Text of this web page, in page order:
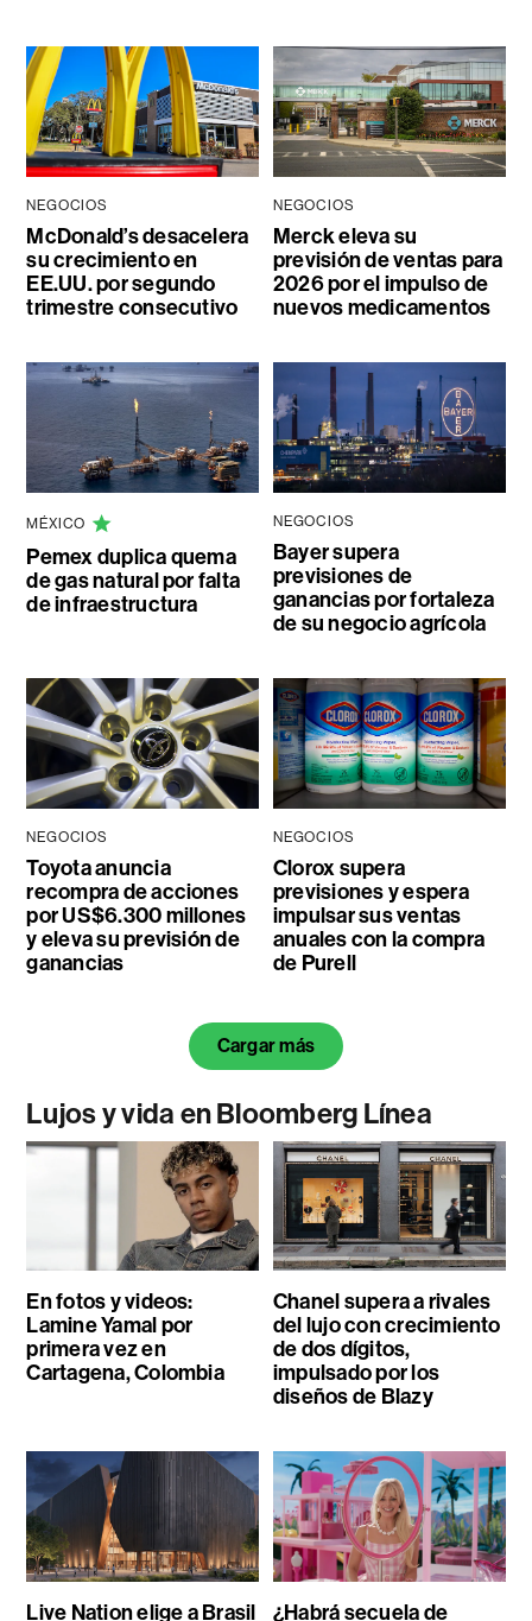
NEGOCIOS
McDonald’s desacelera
su crecimiento en
EE.UU. por segundo
trimestre consecutivo
NEGOCIOS
Merck eleva su
previsión de ventas para
2026 por el impulso de
nuevos medicamentos
MÉXICO
Pemex duplica quema
de gas natural por falta
de infraestructura
NEGOCIOS
Bayer supera
previsiones de
ganancias por fortaleza
de su negocio agrícola
NEGOCIOS
Toyota anuncia
recompra de acciones
por US$6.300 millones
y eleva su previsión de
ganancias
NEGOCIOS
Clorox supera
previsiones y espera
impulsar sus ventas
anuales con la compra
de Purell
Cargar más
Lujos y vida en Bloomberg Línea
En fotos y videos:
Lamine Yamal por
primera vez en
Cartagena, Colombia
Chanel supera a rivales
del lujo con crecimiento
de dos dígitos,
impulsado por los
diseños de Blazy
Live Nation elige a Brasil
¿Habrá secuela de